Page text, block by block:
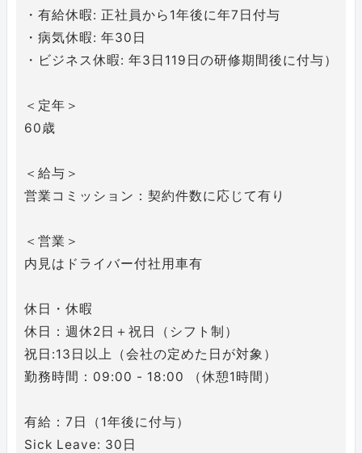
・有給休暇: 正社員から1年後に年7日付与
・病気休暇: 年30日
・ビジネス休暇: 年3日119日の研修期間後に付与）
＜定年＞
60歳
＜給与＞
営業コミッション：契約件数に応じて有り
＜営業＞
内見はドライバー付社用車有
休日・休暇
休日：週休2日＋祝日（シフト制）
祝日:13日以上（会社の定めた日が対象）
勤務時間：09:00 - 18:00 （休憩1時間）
有給：7日（1年後に付与）
Sick Leave: 30日